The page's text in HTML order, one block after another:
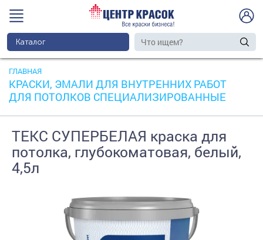
Каталог
ГЛАВНАЯ
КРАСКИ, ЭМАЛИ ДЛЯ ВНУТРЕННИХ РАБОТ
ДЛЯ ПОТОЛКОВ СПЕЦИАЛИЗИРОВАННЫЕ
ТЕКС СУПЕРБЕЛАЯ краска для
потолка, глубокоматовая, белый,
4,5л